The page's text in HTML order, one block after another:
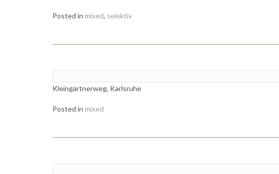
Posted in mixed, selektiv
Kleingärtnerweg, Karlsruhe
Posted in mixed